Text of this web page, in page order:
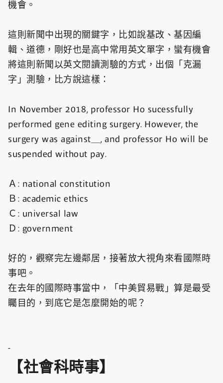
機會。
這則新聞中出現的關鍵字，比如說基改、基因編
輯、道德，剛好也是高中常用英文單字，蠻有機會
將這則新聞以英文閱讀測驗的方式，出個「克漏
字」測驗，比方說這樣：
In November 2018, professor Ho sucessfully
performed gene editing surgery. However, the
surgery was against＿, and professor Ho will be
suspended without pay.
Ａ: national constitution
Ｂ: academic ethics
Ｃ: universal law
Ｄ: government
好的，觀察完左邊鄰居，接著放大視角來看國際時
事吧。
在去年的國際時事當中，「中美貿易戰」算是最受
矚目的，到底它是怎麼開始的呢？
-
【社會科時事】